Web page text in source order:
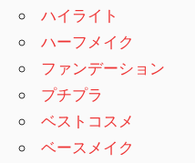
ハイライト
ハーフメイク
ファンデーション
プチプラ
ベストコスメ
ベースメイク